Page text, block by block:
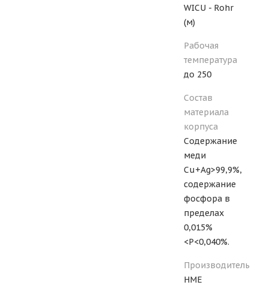
WICU - Rohr
(м)
Рабочая
температура
до 250
Состав
материала
корпуса
Содержание
меди
Cu+Ag>99,9%,
содержание
фосфора в
пределах
0,015%
<P<0,040%.
Производитель
HME